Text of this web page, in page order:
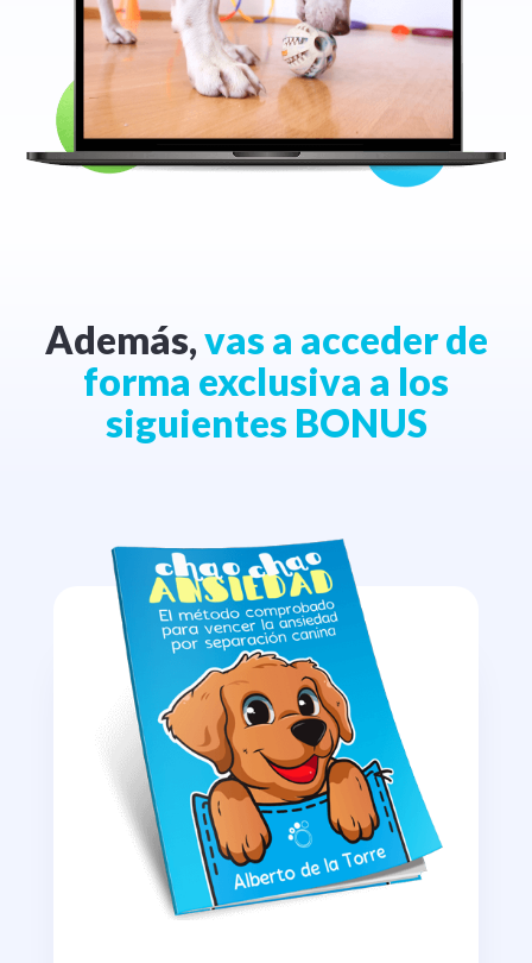
Además,vas a acceder de
forma exclusiva a los
siguientes BONUS